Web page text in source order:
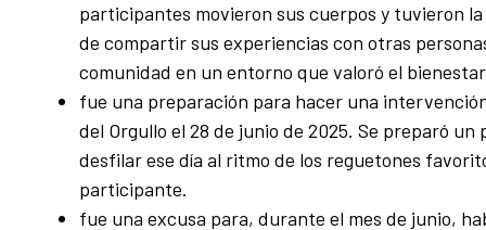
participantes movieron sus cuerpos y tuvieron
de compartir sus experiencias con otras
comunidad en un entorno que valoró el
fue una preparación para hacer una
del Orgullo el 28 de junio de 2025. Se preparó un
desfilar ese día al ritmo de los reguetones
participante.
fue una excusa para, durante el mes de junio,